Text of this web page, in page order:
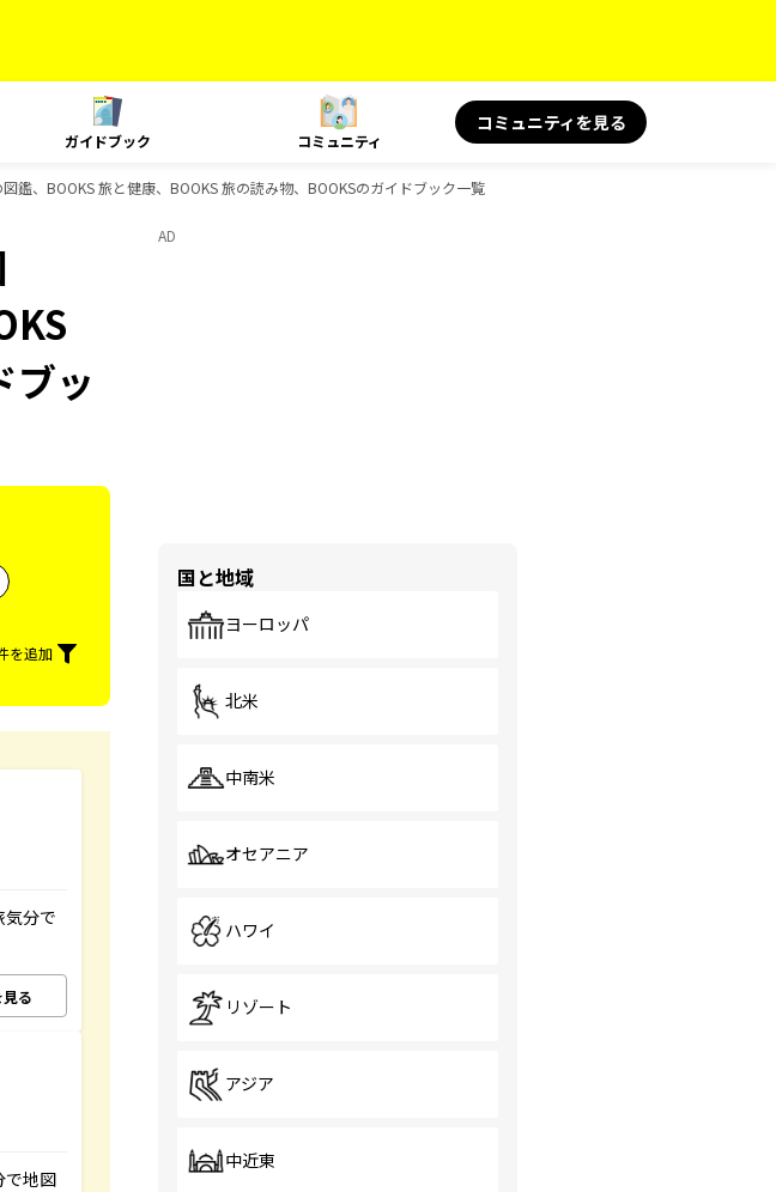
ガイドブック コミュニティ
コミュニティを見る
、BOOKS 旅と健康、BOOKS 旅の読み物、BOOKSのガイドブック一覧
ブッ
を追加
気分で
る
で地図
AD
国と地域
ヨーロッパ
北米
中南米
オセアニア
ハワイ
リゾート
アジア
中近東